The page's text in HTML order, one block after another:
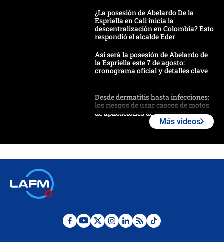
¿La posesión de Abelardo De la
Espriella en Cali inicia la
descentralización en Colombia? Esto
respondió el alcalde Eder
Así será la posesión de Abelardo de
la Espriella este 7 de agosto:
cronograma oficial y detalles clave
Desde dermatitis hasta infecciones:
los riesgos de usar cascos de motos
de aplicaciones de transporte
celular? Requisitos, pasos y
Posesión de Abelardo De La Espriella
Más videos